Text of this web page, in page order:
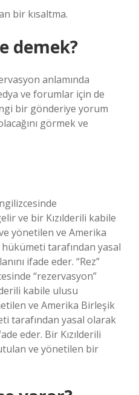
bir kısaltma.
demek?
anlamında
ve forumlar için de
bir gönderiye yorum
görmek ve
ve bir Kızılderili kabile
yönetilen ve Amerika
tarafından yasal
ifade eder. “Rez”
“rezervasyon”
kabile ulusu
ve Amerika Birleşik
tarafından yasal olarak
eder. Bir Kızılderili
ve yönetilen bir